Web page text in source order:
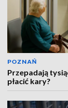
POZNAŃ
Przepadają
płacić kary?